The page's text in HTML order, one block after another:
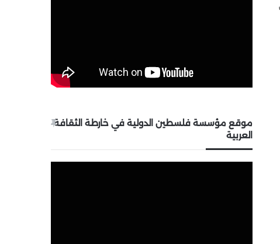
موقع مؤسسة فلسطين الدولية في خارطة الثقافة
العربية